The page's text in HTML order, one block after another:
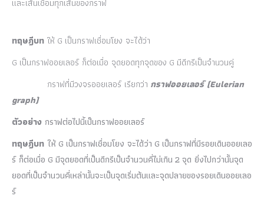
และเส้นเชื่อมทุกเส้นของกราฟ
ทฤษฎีบท ให้ G เป็นกราฟเชื่อมโยง จะได้ว่า
G เป็นกราฟออยเลอร์ ก็ต่อเมื่อ จุดยอดทุกจุดของ G มีดีกรีเป็นจำนวนคู่
กราฟที่มีวงจรออยเลอร์ เรียกว่า กราฟออยเลอร์(Eulerian
graph)
ตัวอย่าง กราฟต่อไปนี้เป็นกราฟออยเลอร์
ทฤษฎีบท ให้ G เป็นกราฟเชื่อมโยง จะได้ว่า G เป็นกราฟที่มีรอยเดินออยเลอ
ร์ ก็ต่อเมื่อ G มีจุดยอดที่เป็นดีกรีเป็นจำนวนคี่ไม่เกิน 2 จุด ยิ่งไปกว่านั้นจุด
ยอดที่เป็นจำนวนคี่เหล่านั้นจะเป็นจุดเริ่มต้นและจุดปลายของรอยเดินออยเลอ
ร์